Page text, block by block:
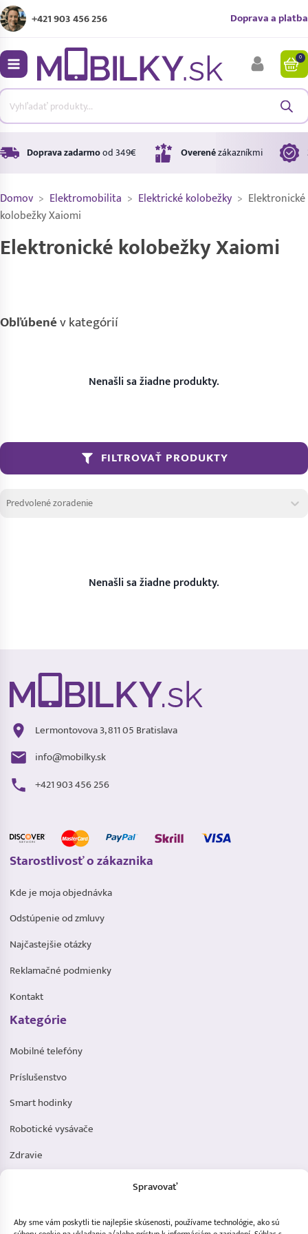
Spravovať
Aby sme vám poskytli tie najlepšie skúsenosti, používame technológie, ako sú
+421 903 456 256 Doprava a platba
0
Doprava zadarmood 349€ Overenézákazníkmi
Domov > Elektromobilita > Elektrické kolobežky > Elektronické
kolobežky Xaiomi
Elektronické kolobežky Xaiomi
Obľúbenév kategórií
Nenašli sa žiadne produkty.
FILTROVAŤ PRODUKTY
Zoradenie produktov
Sort content
Sort content
Nenašli sa žiadne produkty.
Lermontovova 3, 811 05 Bratislava
info@mobilky.sk
+421 903 456 256
Starostlivosť o zákaznika
Kde je moja objednávka
Odstúpenie od zmluvy
Najčastejšie otázky
Reklamačné podmienky
Kontakt
Kategórie
Mobilné telefóny
Príslušenstvo
Smart hodinky
Robotické vysávače
Zdravie